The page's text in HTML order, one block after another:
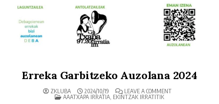
Erreka Garbitzeko Auzolana 2024
ZKLUBA 2024/10/19 LEAVE A COMMENTON
POSTED
AAATXAPA IRRATIA, EKINTZAK IRRATITIK